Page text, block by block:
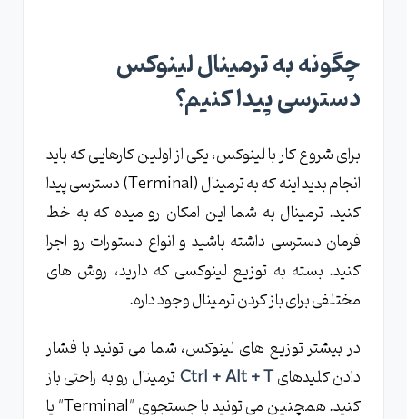
چگونه به ترمینال لینوکس
دسترسی پیدا کنیم؟
برای شروع کار با لینوکس، یکی از اولین کارهایی که باید
انجام بدید اینه که به ترمینال (Terminal) دسترسی پیدا
کنید. ترمینال به شما این امکان رو میده که به خط
فرمان دسترسی داشته باشید و انواع دستورات رو اجرا
کنید. بسته به توزیع لینوکسی که دارید، روش های
مختلفی برای باز کردن ترمینال وجود داره.
در بیشتر توزیع های لینوکس، شما می تونید با فشار
دادن کلیدهایCtrl + Alt + T ترمینال رو به راحتی باز
کنید. همچنین می تونید با جستجوی "Terminal" یا